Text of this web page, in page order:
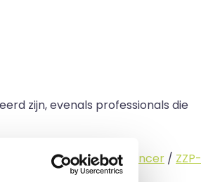
zijn, evenals professionals die
interimmer/freelancer / ZZP-